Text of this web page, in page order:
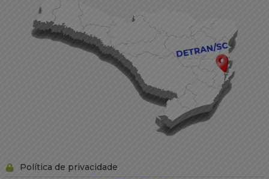
Política de privacidade